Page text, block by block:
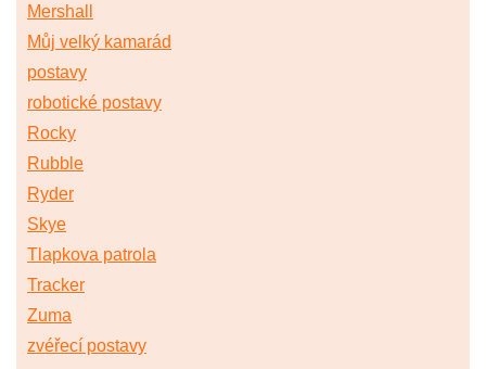
Mershall
Můj velký kamarád
postavy
robotické postavy
Rocky
Rubble
Ryder
Skye
Tlapkova patrola
Tracker
Zuma
zvéřecí postavy